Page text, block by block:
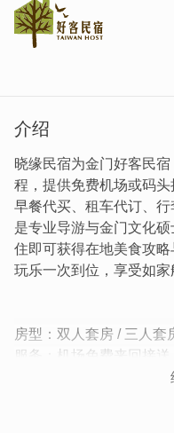
介绍
晓缘民宿为金门好客民
程，提供免费机场或码
早餐代买、租车代订、
是专业导游与金门文化
住即可获得在地美食攻
玩乐一次到位，享受如家
房型：双人套房 / 三人套
服务：机场免费来回接送
特产 / 包车导览 / 旅游谘